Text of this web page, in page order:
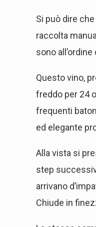
Si può dire
raccolta
sono
Questo vino,
freddo per 24
frequenti
ed elegante
Alla vista si
step
arrivano
Chiude in